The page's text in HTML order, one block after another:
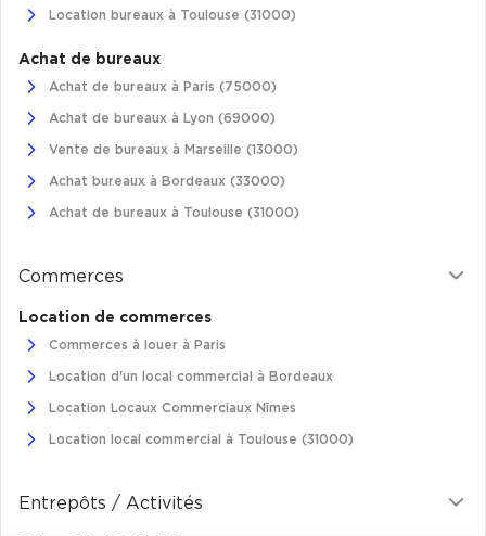
Location bureaux à Toulouse (31000)
Achat de bureaux
Achat de bureaux à Paris (75000)
Achat de bureaux à Lyon (69000)
Vente de bureaux à Marseille (13000)
Achat bureaux à Bordeaux (33000)
Achat de bureaux à Toulouse (31000)
Commerces
Location de commerces
Commerces à louer à Paris
Location d'un local commercial à Bordeaux
Location Locaux Commerciaux Nîmes
Location local commercial à Toulouse (31000)
Entrepôts / Activités